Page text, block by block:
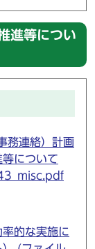
進等につい
務連絡）計画
について
的な実施に